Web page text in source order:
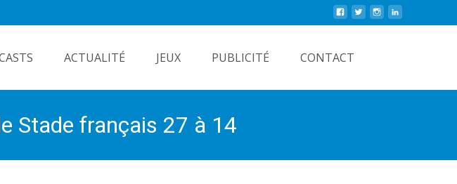
ACTUALITÉ JEUX PUBLICITÉ CONTACT
Stade français 27 à 14